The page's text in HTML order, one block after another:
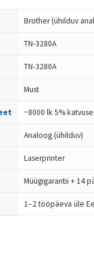
Brother (ühilduv
TN-3280A
TN-3280A
Must
~8000 lk 5%
Analoog (ühilduv)
Laserprinter
Müügigarantii + 14
1–2 tööpäeva üle